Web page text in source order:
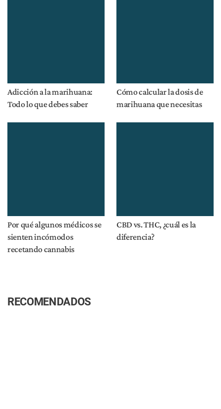
Adicción a la marihuana:
Todo lo que debes saber
Cómo calcular la dosis de
marihuana que necesitas
Por qué algunos médicos se
sienten incómodos
recetando cannabis
CBD vs. THC, ¿cuál es la
diferencia?
RECOMENDADOS